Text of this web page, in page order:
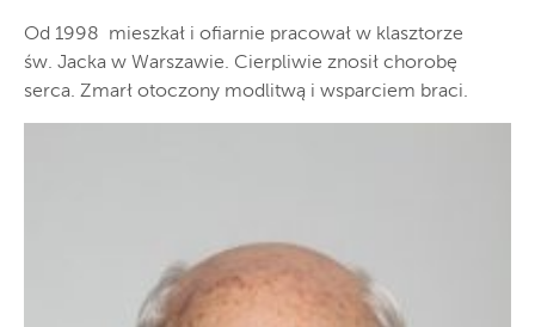
Od 1998 mieszkał i ofiarnie pracował w klasztorze
św. Jacka w Warszawie. Cierpliwie znosił chorobę
serca. Zmarł otoczony modlitwą i wsparciem braci.